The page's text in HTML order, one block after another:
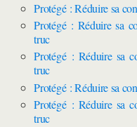
Protégé : Réduire sa
Protégé : Réduire sa
truc
Protégé : Réduire sa
truc
Protégé : Réduire sa
Protégé : Réduire sa
truc